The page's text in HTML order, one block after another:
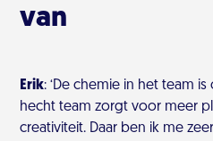
van
Erik: ‘De chemie in het team
hecht team zorgt voor meer
creativiteit. Daar ben ik me